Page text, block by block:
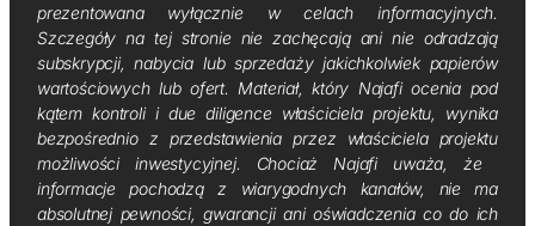
prezentowana wyłącznie w celach informacyjnych.
Szczegóły na tej stronie nie zachęcają ani nie odradzają
subskrypcji, nabycia lub sprzedaży jakichkolwiek papierów
wartościowych lub ofert. Materiał, który Najafi ocenia pod
kątem kontroli i due diligence właściciela projektu, wynika
bezpośrednio z przedstawienia przez właściciela projektu
możliwości inwestycyjnej. Chociaż Najafi uważa, że ​​
informacje pochodzą z wiarygodnych kanałów, nie ma
absolutnej pewności, gwarancji ani oświadczenia co do ich